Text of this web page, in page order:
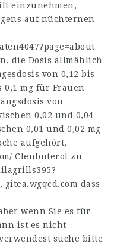
einzunehmen,
auf nüchternen
die Dosis allmählich
von 0,12 bis
0,1 mg für Frauen
von
0,02 und 0,04
0,01 und 0,02 mg
aufgehört,
Clenbuterol zu
gitea.wgqcd.com dass
wenn Sie es für
ist es nicht
suche bitte